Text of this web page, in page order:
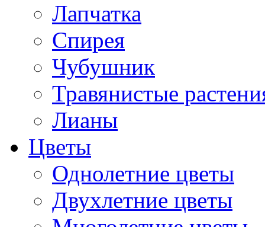
Лапчатка
Спирея
Чубушник
Травянистые
Лианы
Цветы
Однолетние цветы
Двухлетние цветы